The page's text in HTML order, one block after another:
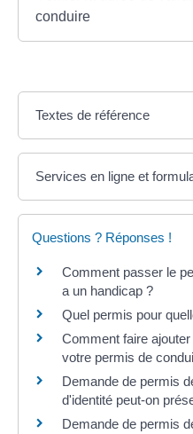
conduire
Textes de référence
Services en ligne et
Questions ? Réponses !
Comment passer le
a un handicap ?
Quel permis pour
Comment faire
votre permis de
Demande de permis
d'identité peut-on
Demande de permis